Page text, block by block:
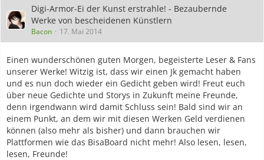
Digi-Armor-Ei der Kunst erstrahle! - Bezaubernde
Werke von bescheidenen Künstlern
Bacon 17. Mai 2014
Einen wunderschönen guten Morgen, begeisterte Leser & Fans
unserer Werke! Witzig ist, dass wir einen Jk gemacht haben
und es nun doch wieder ein Gedicht geben wird! Freut euch
über neue Gedichte und Storys in Zukunft meine Freunde,
denn irgendwann wird damit Schluss sein! Bald sind wir an
einem Punkt, an dem wir mit diesen Werken Geld verdienen
können (also mehr als bisher) und dann brauchen wir
Plattformen wie das BisaBoard nicht mehr! Also lesen, lesen,
lesen, Freunde!